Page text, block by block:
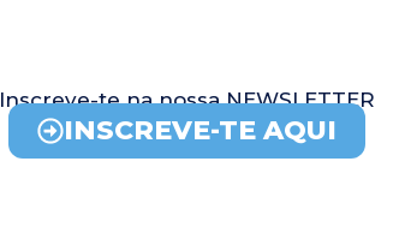
Inscreve-te na nossa NEWSLETTER
INSCREVE-TE AQUI